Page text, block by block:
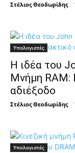
Στέλιος Θεοδωρίδης -
Υπολογιστές
Η ιδέα του
Μνήμη RAM:
αδιέξοδο
Στέλιος Θεοδωρίδης -
Υπολογιστές